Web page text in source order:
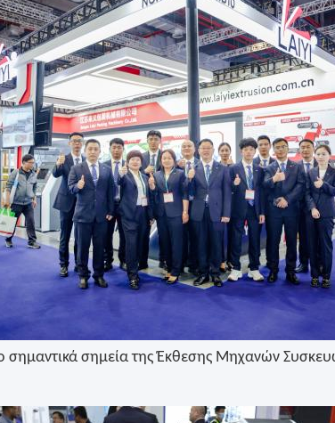
σημαντικά σημεία της Έκθεσης Μηχανών